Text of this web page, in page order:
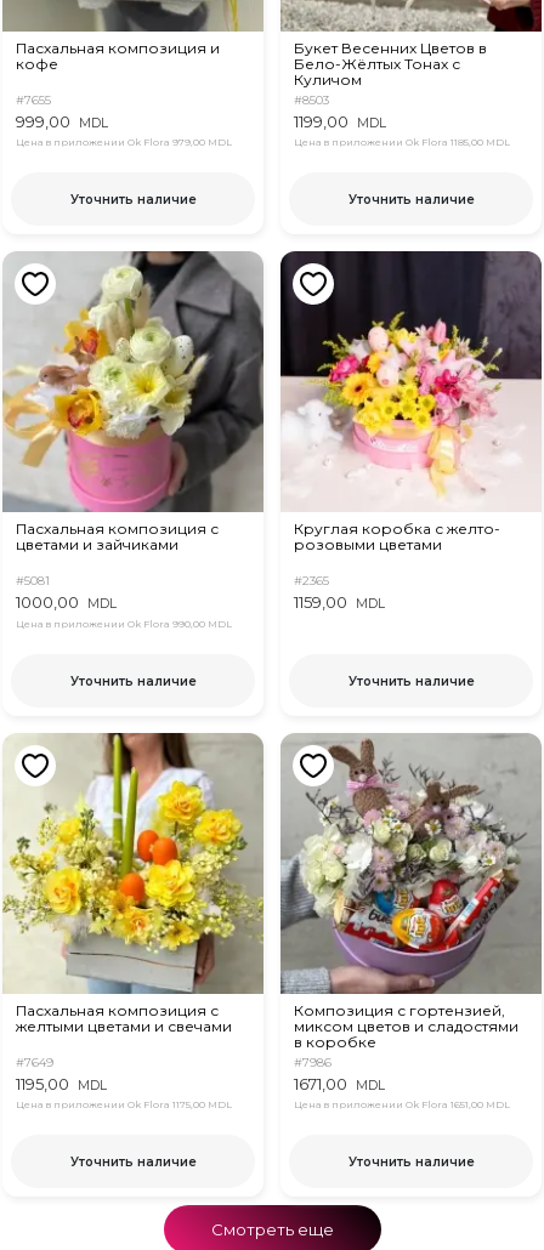
Пасхальная композиция и
кофе
#7655
999,00 MDL
Цена в приложении Ok Flora 979,00 MDL
Уточнить наличие
Букет Весенних Цветов в
Бело-Жёлтых Тонах с
Куличом
#8503
1199,00 MDL
Цена в приложении Ok Flora 1185,00 MDL
Уточнить наличие
Пасхальная композиция с
цветами и зайчиками
#5081
1000,00 MDL
Цена в приложении Ok Flora 990,00 MDL
Уточнить наличие
Круглая коробка с желто-
розовыми цветами
#2365
1159,00 MDL
Уточнить наличие
Пасхальная композиция с
желтыми цветами и свечами
#7649
1195,00 MDL
Цена в приложении Ok Flora 1175,00 MDL
Уточнить наличие
Композиция с гортензией,
миксом цветов и сладостями
в коробке
#7986
1671,00 MDL
Цена в приложении Ok Flora 1651,00 MDL
Уточнить наличие
Смотреть еще